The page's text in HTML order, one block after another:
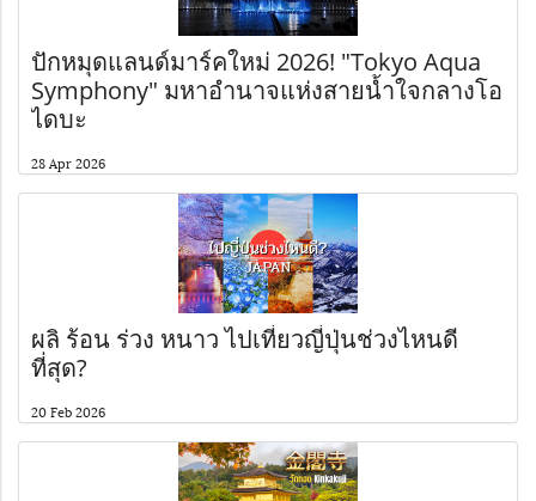
ปักหมุดแลนด์มาร์คใหม่ 2026! "Tokyo Aqua
Symphony" มหาอำนาจแห่งสายน้ำใจกลางโอ
ไดบะ
28 Apr 2026
ผลิ ร้อน ร่วง หนาว ไปเที่ยวญี่ปุ่นช่วงไหนดี
ที่สุด?
20 Feb 2026